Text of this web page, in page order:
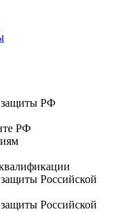
защиты РФ
РФ
Российской
Российской